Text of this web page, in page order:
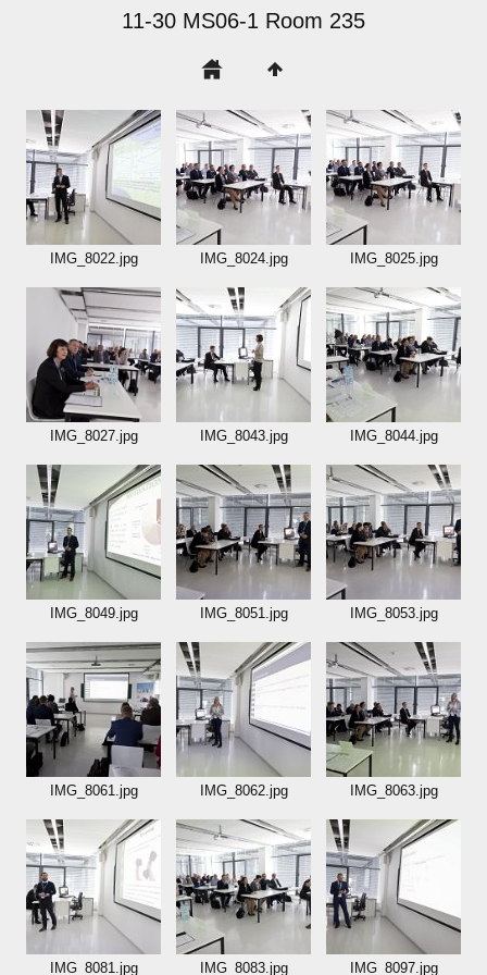
11-30 MS06-1 Room 235
IMG_8022.jpg IMG_8024.jpg IMG_8025.jpg
IMG_8027.jpg IMG_8043.jpg IMG_8044.jpg
IMG_8049.jpg IMG_8051.jpg IMG_8053.jpg
IMG_8061.jpg IMG_8062.jpg IMG_8063.jpg
IMG_8081.jpg IMG_8083.jpg IMG_8097.jpg